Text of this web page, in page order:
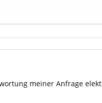
meiner Anfrage